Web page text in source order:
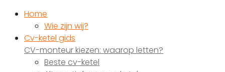
Home
Wie zijn wij?
Cv-ketel gids
CV-monteur kiezen: waarop letten?
Beste cv-ketel